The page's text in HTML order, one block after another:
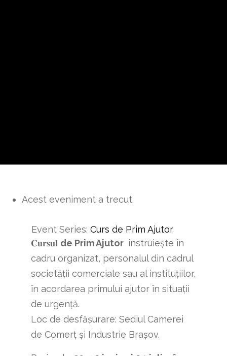
Acest eveniment a trecut.
Event Series: Curs de Prim Ajutor
𝐂𝐮𝐫𝐬𝐮𝐥 de Prim Ajutor instruiește în
cadru organizat, personalul din cadrul
societății comerciale sau al instituțiilor,
în acordarea primului ajutor în situații
de urgență.
Loc de desfășurare: Sediul Camerei
de Comerț și Industrie Brașov.